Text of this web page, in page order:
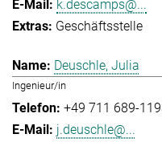
k.descamps@...
Geschäftsstelle
Deuschle, Julia
Ingenieur/in
+49 711 689-
j.deuschle@...